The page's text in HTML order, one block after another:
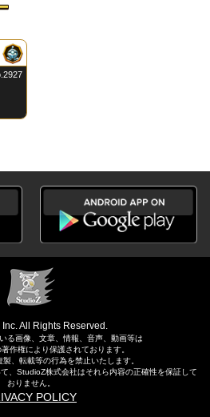
Inc. All Rights Reserved.
る画像、文章、情報、音声、動画等は
著作権により保護されております。
、転載等の行為を禁止いたします。
、StudioZ株式会社はそれら内容の正確性を保証して
おりません。
POLICY